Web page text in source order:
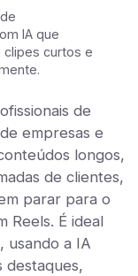
IA que
curtos e
de
empresas e
longos,
de clientes,
parar para o
Reels. É ideal
usando a IA
destaques,